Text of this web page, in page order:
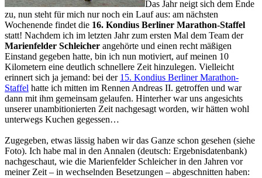
Das Jahr neigt sich dem Ende
zu, nun steht für mich nur noch ein Lauf aus: am nächsten
Wochenende findet die 16. Kondius Berliner Marathon-Staffel
statt! Nachdem ich im letzten Jahr zum ersten Mal dem Team der
Marienfelder Schleicher angehörte und einen recht mäßigen
Einstand gegeben hatte, bin ich nun motiviert, auf meinen 10
Kilometern eine deutlich schnellere Zeit hinzulegen. Vielleicht
erinnert sich ja jemand: bei der 15. Kondius Berliner Marathon-
Staffel hatte ich mitten im Rennen Andreas II. getroffen und war
dann mit ihm gemeinsam gelaufen. Hinterher war uns angesichts
unserer unambitionierten Zeit nachgesagt worden, wir hätten wohl
unterwegs Kuchen gegessen…
Zugegeben, etwas lässig haben wir das Ganze schon gesehen (siehe
Foto). Ich habe mal in den Annalen (deutsch: Ergebnisdatenbank)
nachgeschaut, wie die Marienfelder Schleicher in den Jahren vor
meiner Zeit – in wechselnden Besetzungen – abgeschnitten haben: